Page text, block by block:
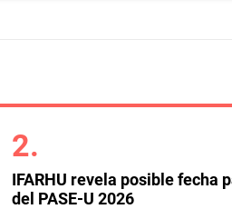
IFARHU revela posible fecha
del PASE-U 2026